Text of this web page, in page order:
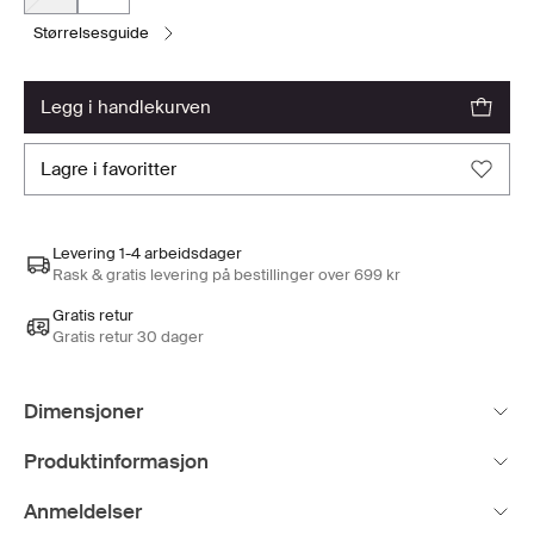
størrelsesguide
legg i handlekurven
lagre i favoritter
Levering 1-4 arbeidsdager
Rask & gratis levering på bestillinger over 699 kr
Gratis retur
Gratis retur 30 dager
Dimensjoner
Produktinformasjon
Anmeldelser